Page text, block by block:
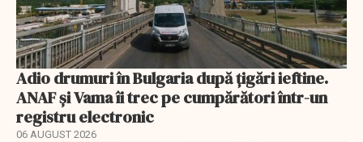
Adio drumuri în Bulgaria după țigări ieftine.
ANAF și Vama îi trec pe cumpărători într-un
registru electronic
06 AUGUST 2026